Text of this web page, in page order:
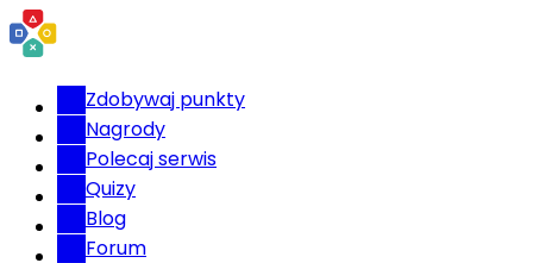
Zdobywaj punkty
Nagrody
Polecaj serwis
Quizy
Blog
Forum